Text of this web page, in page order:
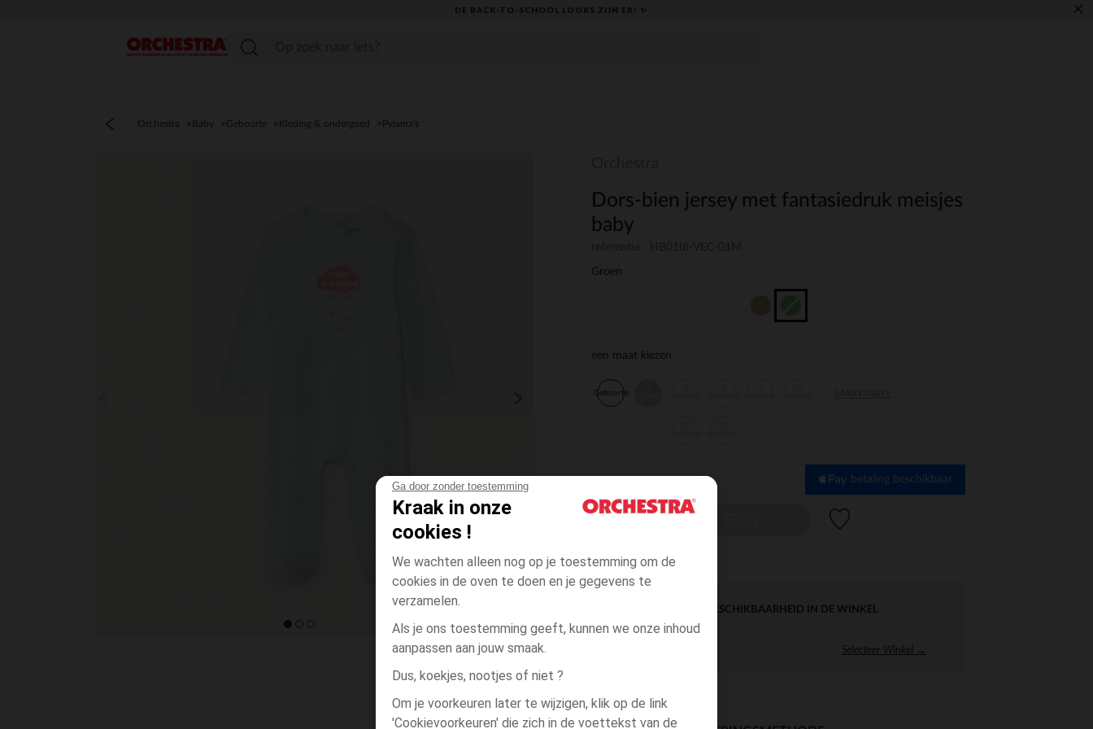
Ga door zonder toestemming
Kraak in onze
cookies !
We wachten alleen nog op je toestemming om de
cookies in de oven te doen en je gegevens te
verzamelen.
Als je ons toestemming geeft, kunnen we onze inhoud
aanpassen aan jouw smaak.
Dus, koekjes, nootjes of niet ?
Om je voorkeuren later te wijzigen, klik op de link
'Cookievoorkeuren' die zich in de voettekst van de
DE BACK-TO-SCHOOL LOOKS ZIJN ER! ✨ ×
menu
Orchestra Baby Geboorte Kleding & ondergoed Pyjama's
Dors-bien jersey met fantasiedruk meisjes
baby
Groen
een maat kiezen
Geboorte
betaling beschikbaar
DIRECTE BESCHIKBAARHEID IN DE WINKEL
Selecteer Winkel →